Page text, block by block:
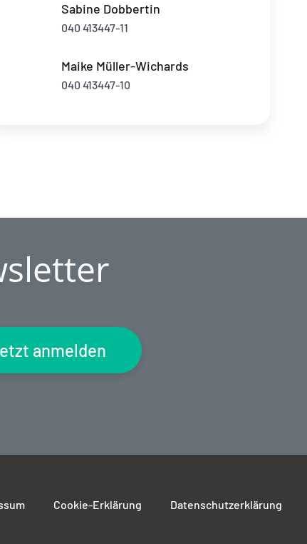
Sabine Dobbertin
040 413447-11
Maike Müller-Wichards
040 413447-10
anmelden
Cookie-Erklärung Datenschutzerklärung